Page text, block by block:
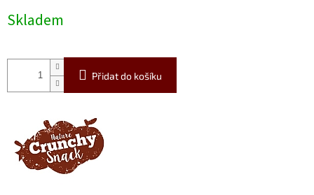
cena:
Skladem
Přidat do košíku